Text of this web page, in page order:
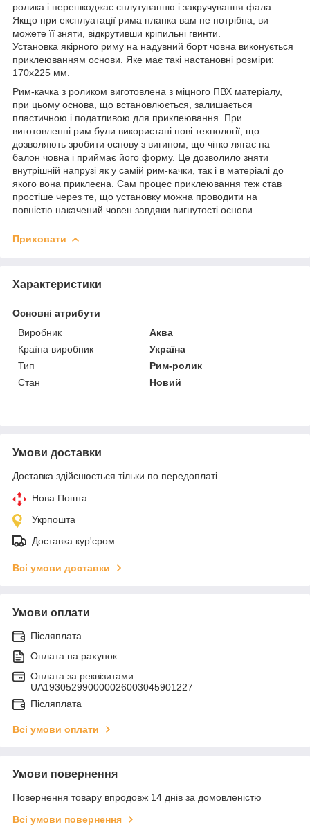
ролика і перешкоджає сплутуванню і закручування фала.
Якщо при експлуатації рима планка вам не потрібна, ви
можете її зняти, відкрутивши кріпильні гвинти.
Установка якірного риму на надувний борт човна виконується
приклеюванням основи. Яке має такі настановні розміри:
170х225 мм.
Рим-качка з роликом виготовлена з міцного ПВХ матеріалу,
при цьому основа, що встановлюється, залишається
пластичною і податливою для приклеювання. При
виготовленні рим були використані нові технології, що
дозволяють зробити основу з вигином, що чітко лягає на
балон човна і приймає його форму. Це дозволило зняти
внутрішній напрузі як у самій рим-качки, так і в матеріалі до
якого вона приклеєна. Сам процес приклеювання теж став
простіше через те, що установку можна проводити на
повністю накачений човен завдяки вигнутості основи.
Приховати
Характеристики
Основні атрибути
Виробник
Аква
Країна виробник
Україна
Тип
Рим-ролик
Стан
Новий
Умови доставки
Доставка здійснюється тільки по передоплаті.
Нова Пошта
Укрпошта
Доставка кур'єром
Всі умови доставки
Умови оплати
Післяплата
Оплата на рахунок
Оплата за реквізитами
UA193052990000026003045901227
Післяплата
Всі умови оплати
Умови повернення
Повернення товару впродовж 14 днів за домовленістю
Всі умови повернення